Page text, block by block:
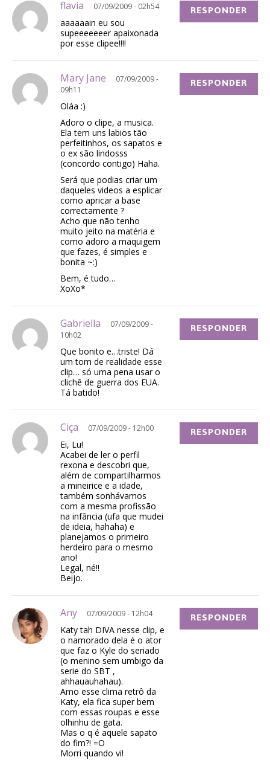
flavia 07/09/2009 - 02h54
aaaaaain eu sou
supeeeeeeer apaixonada
por esse clipee!!!!
RESPONDER
Mary Jane
07/09/2009 -
09h11
Oláa :)
Adoro o clipe, a musica.
Ela tem uns labios tão
perfeitinhos, os sapatos e
o ex são lindosss
(concordo contigo) Haha.
Será que podias criar um
daqueles videos a esplicar
como apricar a base
correctamente ?
Acho que não tenho
muito jeito na matéria e
como adoro a maquigem
que fazes, é simples e
bonita ~:)
Bem, é tudo…
XoXo*
RESPONDER
Gabriella
07/09/2009 -
10h02
Que bonito e…triste! Dá
um tom de realidade esse
clip… só uma pena usar o
clichê de guerra dos EUA.
Tá batido!
RESPONDER
Ciça 07/09/2009 - 12h00
Ei, Lu!
Acabei de ler o perfil
rexona e descobri que,
além de compartilharmos
a mineirice e a idade,
também sonhávamos
com a mesma profissão
na infância (ufa que mudei
de ideia, hahaha) e
planejamos o primeiro
herdeiro para o mesmo
ano!
Legal, né!!
Beijo.
RESPONDER
Any 07/09/2009 - 12h04
Katy tah DIVA nesse clip, e
o namorado dela é o ator
que faz o Kyle do seriado
(o menino sem umbigo da
serie do SBT ,
ahhauauhahau).
Amo esse clima retrô da
Katy, ela fica super bem
com essas roupas e esse
olhinhu de gata.
Mas o q é aquele sapato
do fim?! =O
Morri quando vi!
RESPONDER